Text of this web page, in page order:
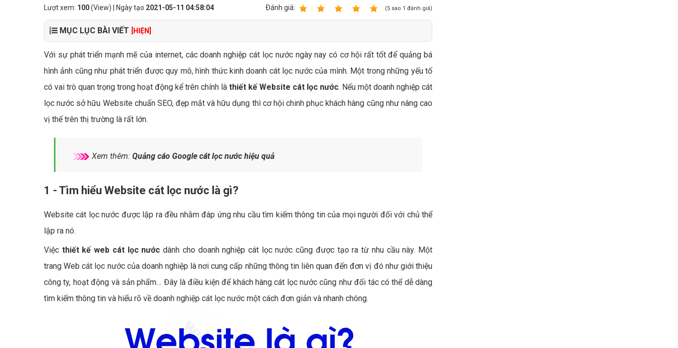
Bảng giá quảng cáo Facebook
Bảng giá quản trị Website
Bảng giá quản trị Fanpage Facebook
Bảng giá SEO Website
Lượt xem: 100(View) | Ngày tạo 2021-05-11 04:58:04 Ðánh giá: (5 sao 1 đánh giá)
MỤC LỤC BÀI VIẾT [HIỆN]
Với sự phát triển mạnh mẽ của internet, các doanh nghiệp cát lọc nước ngày nay có cơ hội rất tốt để quảng bá
hình ảnh cũng như phát triển được quy mô, hình thức kinh doanh cát lọc nước của mình. Một trong những yếu tố
có vai trò quan trọng trong hoạt động kể trên chính là thiết kế Website cát lọc nước. Nếu một doanh nghiệp cát
lọc nước sở hữu Website chuẩn SEO, đẹp mắt và hữu dụng thì cơ hội chinh phục khách hàng cũng như nâng cao
vị thế trên thị trường là rất lớn.
Xem thêm: Quảng cáo Google cát lọc nước hiệu quả
1 - Tìm hiểu Website cát lọc nước là gì?
Website cát lọc nước được lập ra đều nhằm đáp ứng nhu cầu tìm kiếm thông tin của mọi người đối với chủ thể
lập ra nó.
Việc thiết kế web cát lọc nước dành cho doanh nghiệp cát lọc nước cũng được tạo ra từ nhu cầu này. Một
trang Web cát lọc nước của doanh nghiệp là nơi cung cấp những thông tin liên quan đến đơn vị đó như giới thiệu
công ty, hoạt động và sản phẩm… Đây là điều kiện để khách hàng cát lọc nước cũng như đối tác có thể dễ dàng
tìm kiếm thông tin và hiểu rõ về doanh nghiệp cát lọc nước một cách đơn giản và nhanh chóng.